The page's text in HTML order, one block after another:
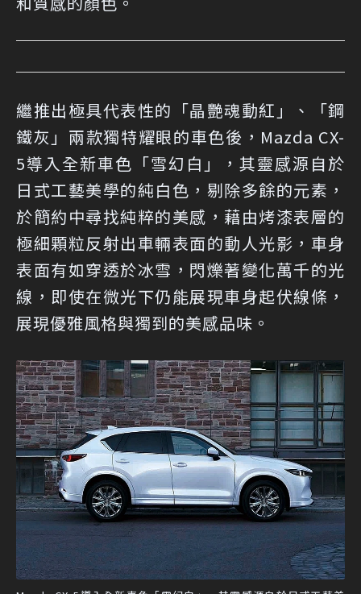
繼推出極具代表性的「晶艷魂動紅」、「鋼
鐵灰」兩款獨特耀眼的車色後，Mazda CX-
5導入全新車色「雪幻白」，其靈感源自於
日式工藝美學的純白色，剔除多餘的元素，
於簡約中尋找純粹的美感，藉由烤漆表層的
極細顆粒反射出車輛表面的動人光影，車身
表面有如穿透於冰雪，閃爍著變化萬千的光
線，即使在微光下仍能展現車身起伏線條，
展現優雅風格與獨到的美感品味。